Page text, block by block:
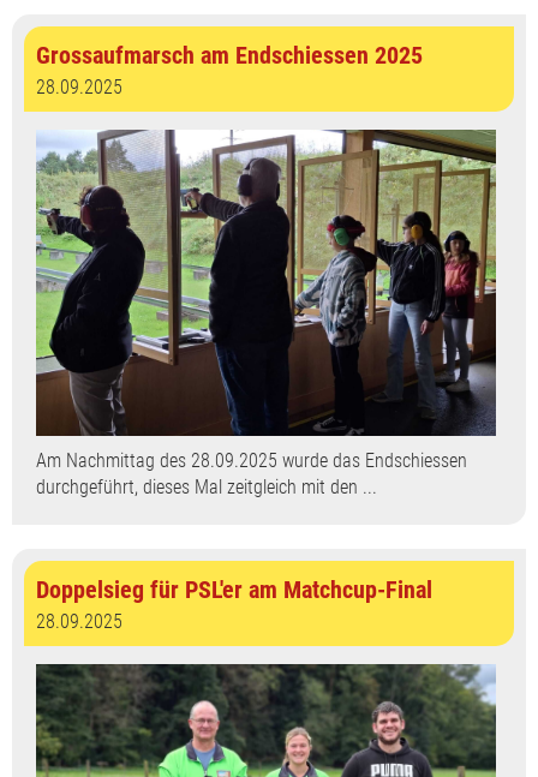
Grossaufmarsch am Endschiessen 2025
28.09.2025
Am Nachmittag des 28.09.2025 wurde das Endschiessen
durchgeführt, dieses Mal zeitgleich mit den ...
Doppelsieg für PSL'er am Matchcup-Final
28.09.2025